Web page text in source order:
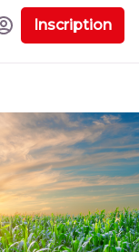
Inscription